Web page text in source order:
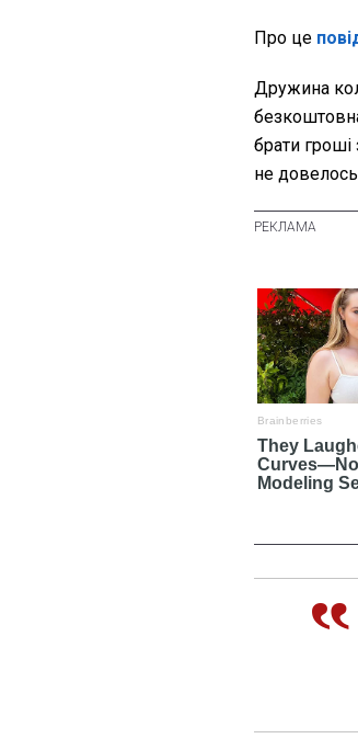
Про це
Дружина
брати гроші
не